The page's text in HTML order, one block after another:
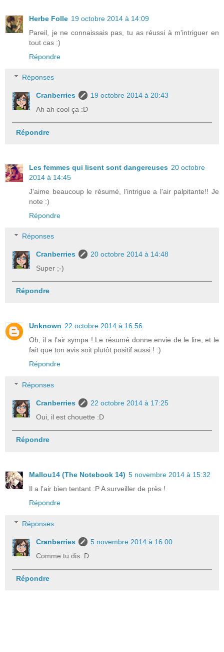
Herbe Folle 19 octobre 2014 à 14:09
Pareil, je ne connaissais pas, tu as réussi à m'intriguer en
tout cas :)
Répondre
Réponses
Cranberries
19 octobre 2014 à 20:43
Ah ah cool ça :D
Répondre
Les femmes qui lisent sont dangereuses 20 octobre
2014 à 14:45
J'aime beaucoup le résumé, l'intrigue a l'air palpitante!! Je
note :)
Répondre
Réponses
Cranberries
20 octobre 2014 à 14:48
Super ;-)
Répondre
Unknown 22 octobre 2014 à 16:56
Oh, il a l'air sympa ! Le résumé donne envie de le lire, et le
fait que ton avis soit plutôt positif aussi ! :)
Répondre
Réponses
Cranberries
22 octobre 2014 à 17:25
Oui, il est chouette :D
Répondre
Mallou14 (The Notebook 14) 5 novembre 2014 à 15:32
Il a l'air bien tentant :P A surveiller de près !
Répondre
Réponses
Cranberries
5 novembre 2014 à 16:00
Comme tu dis :D
Répondre